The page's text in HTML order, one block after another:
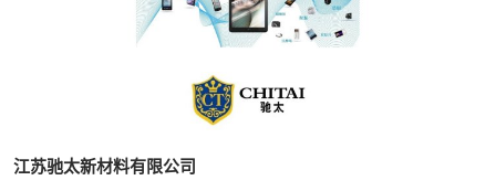
江苏驰太新材料有限公司